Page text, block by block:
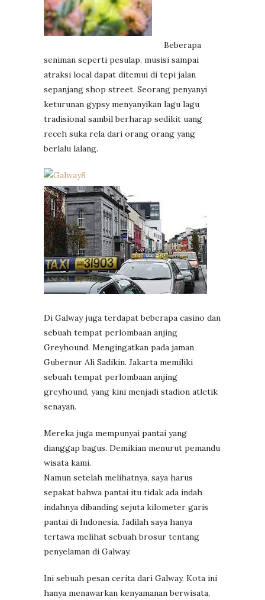
Beberapa
seniman seperti pesulap, musisi sampai
atraksi local dapat ditemui di tepi jalan
sepanjang shop street. Seorang penyanyi
keturunan gypsy menyanyikan lagu lagu
tradisional sambil berharap sedikit uang
receh suka rela dari orang orang yang
berlalu lalang.
Di Galway juga terdapat beberapa casino dan
sebuah tempat perlombaan anjing
Greyhound. Mengingatkan pada jaman
Gubernur Ali Sadikin. Jakarta memiliki
sebuah tempat perlombaan anjing
greyhound, yang kini menjadi stadion atletik
senayan.
Mereka juga mempunyai pantai yang
dianggap bagus. Demikian menurut pemandu
wisata kami.
Namun setelah melihatnya, saya harus
sepakat bahwa pantai itu tidak ada indah
indahnya dibanding sejuta kilometer garis
pantai di Indonesia. Jadilah saya hanya
tertawa melihat sebuah brosur tentang
penyelaman di Galway.
Ini sebuah pesan cerita dari Galway. Kota ini
hanya menawarkan kenyamanan berwisata,